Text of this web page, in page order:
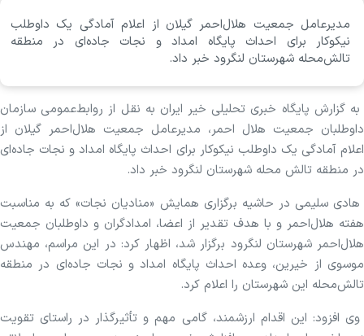
مدیرعامل جمعیت هلال‌احمر گیلان از اعلام آمادگی یک داوطلب
نیکوکار برای احداث پایگاه امداد و نجات جاده‌ای در منطقه
تالش‌محله شهرستان لنگرود خبر داد.
به گزارش پایگاه خبری تحلیلی خیر ایران به نقل از روابط‌عمومی سازمان
داوطلبان جمعیت هلال احمر، مدیرعامل جمعیت هلال‌احمر گیلان از
اعلام آمادگی یک داوطلب نیکوکار برای احداث پایگاه امداد و نجات جاده‌ای
در منطقه تالش محله شهرستان لنگرود خبر داد.
هادی سلیمی در حاشیه برگزاری همایش «منادیان نجات» که به مناسبت
هفته هلال‌احمر و با هدف تقدیر از اعضا، امدادگران و داوطلبان جمعیت
هلال‌احمر شهرستان لنگرود برگزار شد، اظهار کرد: در این مراسم، مهندس
موسوی از خیرین، وعده احداث پایگاه امداد و نجات جاده‌ای در منطقه
تالش‌محله این شهرستان را اعلام کرد.
وی افزود: این اقدام ارزشمند، گامی مهم و تأثیرگذار در راستای تقویت